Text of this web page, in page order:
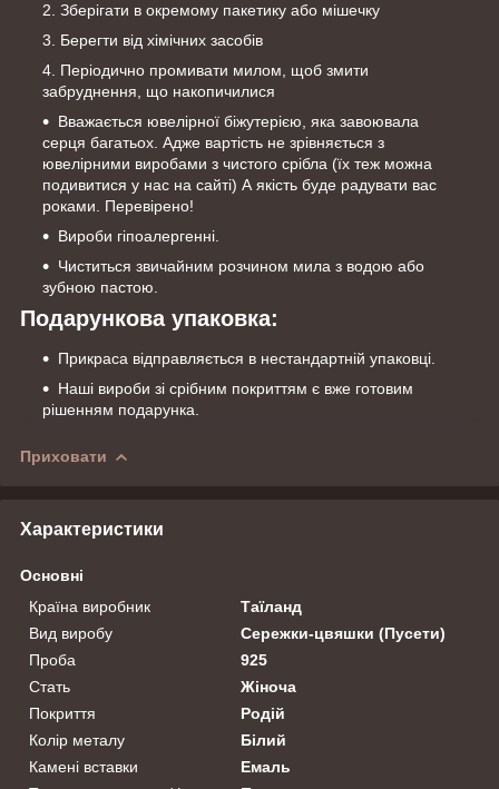
Зберігати в окремому пакетику або мішечку
Берегти від хімічних засобів
Періодично промивати милом, щоб змити
забруднення, що накопичилися
Вважається ювелірної біжутерією, яка завоювала
серця багатьох. Адже вартість не зрівняється з
ювелірними виробами з чистого срібла (їх теж можна
подивитися у нас на сайті) А якість буде радувати вас
роками. Перевірено!
Вироби гіпоалергенні.
Чиститься звичайним розчином мила з водою або
зубною пастою.
Подарункова упаковка:
Прикраса відправляється в нестандартній упаковці.
Наші вироби зі срібним покриттям є вже готовим
рішенням подарунка.
Приховати
Характеристики
Основні
Країна виробник
Таїланд
Вид виробу
Сережки-цвяшки (Пусети)
Проба
925
Стать
Жіноча
Покриття
Родій
Колір металу
Білий
Камені вставки
Емаль